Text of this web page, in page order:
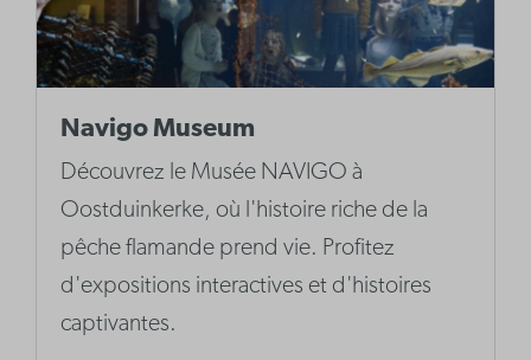
Navigo Museum
Découvrez le Musée NAVIGO à
Oostduinkerke, où l'histoire riche de la
pêche flamande prend vie. Profitez
d'expositions interactives et d'histoires
captivantes.